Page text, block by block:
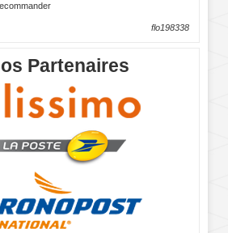
flo198338
Partenaires